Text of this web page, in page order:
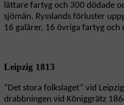
lättare fartyg och 300 dödade
sjömän. Rysslands förluster
16 galärer, 16 övriga fartyg och
Leipzig 1813
”Det stora folkslaget” vid
drabbningen vid Königgrätz